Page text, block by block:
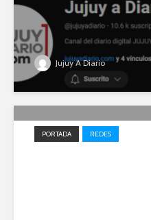
Jujuy A Diario
PORTADA REDES